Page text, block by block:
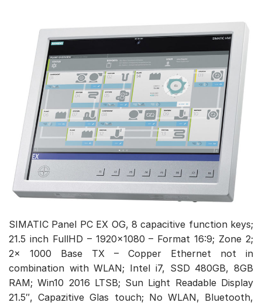
SIMATIC Panel PC EX OG, 8 capacitive function keys;
21.5 inch FullHD – 1920×1080 – Format 16:9; Zone 2;
2x 1000 Base TX – Copper Ethernet not in
combination with WLAN; Intel i7, SSD 480GB, 8GB
RAM; Win10 2016 LTSB; Sun Light Readable Display
21.5″, Capazitive Glas touch; No WLAN, Bluetooth,